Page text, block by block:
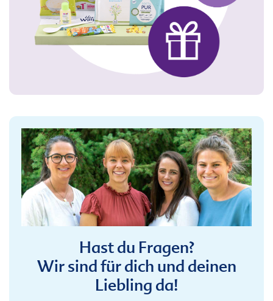
Hast du Fragen?
Wir sind für dich und deinen
Liebling da!